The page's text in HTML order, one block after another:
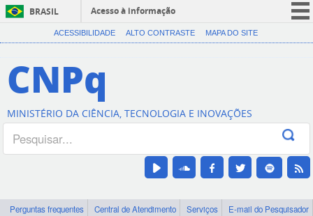
BRASIL
Acesso à informação
CORONAVÍRUS (COVID-19)
Canais
ACESSIBILIDADE ALTO CONTRASTE MAPA DO SITE
CNPq
MINISTÉRIO DA CIÊNCIA, TECNOLOGIA E INOVAÇÕES
Perguntas frequentes Central de Atendimento Serviços
E-mail do Pesquisador